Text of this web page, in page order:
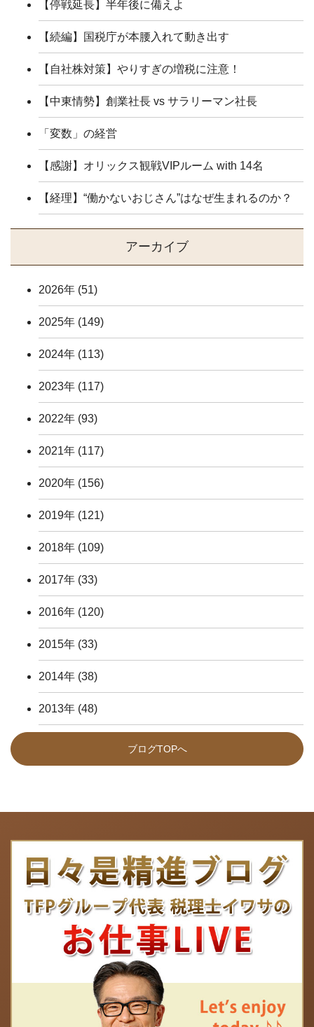
【停戦延長】半年後に備えよ
【続編】国税庁が本腰入れて動き出す
【自社株対策】やりすぎの増税に注意！
【中東情勢】創業社長 vs サラリーマン社長
「変数」の経営
【感謝】オリックス観戦VIPルーム with 14名
【経理】“働かないおじさん”はなぜ生まれるのか？
アーカイブ
2026年 (51)
2025年 (149)
2024年 (113)
2023年 (117)
2022年 (93)
2021年 (117)
2020年 (156)
2019年 (121)
2018年 (109)
2017年 (33)
2016年 (120)
2015年 (33)
2014年 (38)
2013年 (48)
ブログTOPへ